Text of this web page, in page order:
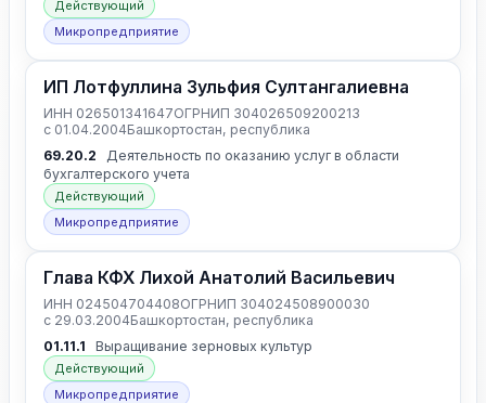
Действующий
Микропредприятие
ИП Лотфуллина Зульфия Султангалиевна
ИНН 026501341647ОГРНИП 304026509200213
с 01.04.2004Башкортостан, республика
69.20.2
Деятельность по оказанию услуг в области
бухгалтерского учета
Действующий
Микропредприятие
Глава КФХ Лихой Анатолий Васильевич
ИНН 024504704408ОГРНИП 304024508900030
с 29.03.2004Башкортостан, республика
01.11.1
Выращивание зерновых культур
Действующий
Микропредприятие